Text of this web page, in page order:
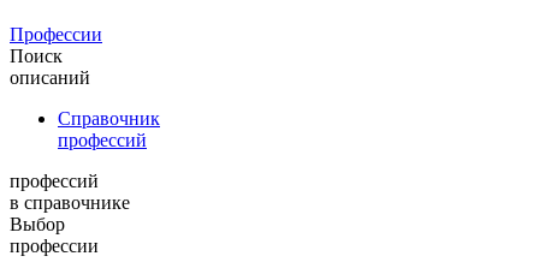
Профессии
Поиск
описаний
Справочник
профессий
профессий
в справочнике
Выбор
профессии